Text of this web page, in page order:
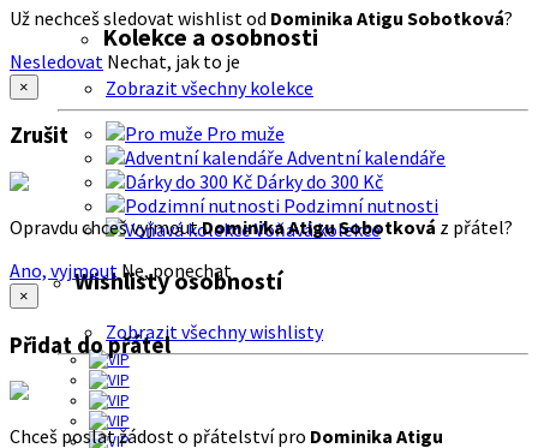
Kolekce a osobnosti
Zobrazit všechny kolekce
Pro muže
Adventní kalendáře
Dárky do 300 Kč
Podzimní nutnosti
Voňavá kolekce
Wishlisty osobností
Zobrazit všechny wishlisty
Už nechceš sledovat wishlist od Dominika Atigu Sobotková?
Nesledovat Nechat, jak to je
×
Zrušit
Opravdu chceš vyjmoutDominika Atigu Sobotková z přátel?
Ano, vyjmout Ne, ponechat
×
Přidat do přátel
Chceš poslat žádost o přátelství pro Dominika Atigu